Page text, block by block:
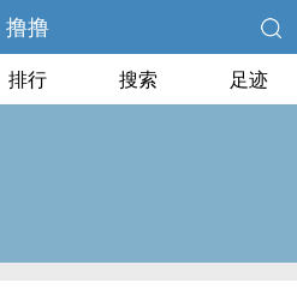
撸撸
排行 搜索 足迹